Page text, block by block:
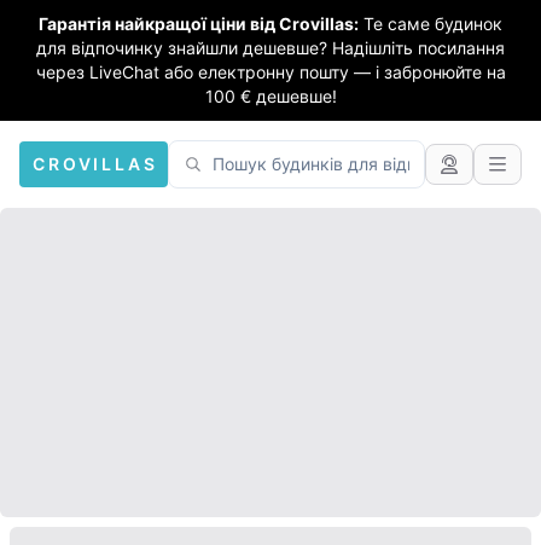
Гарантія найкращої ціни від Crovillas: Те саме будинок
для відпочинку знайшли дешевше? Надішліть посилання
через LiveChat або електронну пошту — і забронюйте на
100 € дешевше!
CROVILLAS